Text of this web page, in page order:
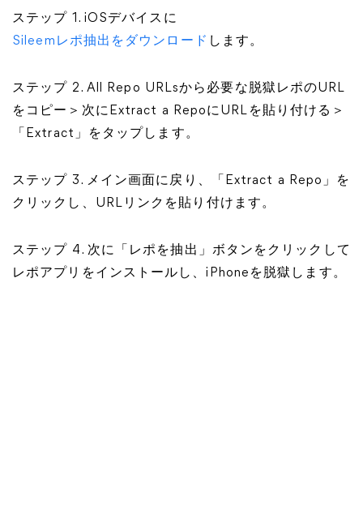
ステップ 1. iOSデバイスに
Sileemレポ抽出をダウンロード します。
ステップ 2. All Repo URLsから必要な脱獄レポのURL
をコピー＞次にExtract a RepoにURLを貼り付ける＞
「Extract」をタップします。
ステップ 3. メイン画面に戻り、「Extract a Repo」を
クリックし、URLリンクを貼り付けます。
ステップ 4. 次に「レポを抽出」ボタンをクリックして
レポアプリをインストールし、iPhoneを脱獄します。